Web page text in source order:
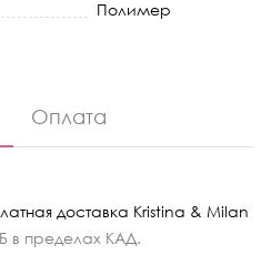
Полимер
Оплата
доставка Kristina & Milan
в пределах КАД.